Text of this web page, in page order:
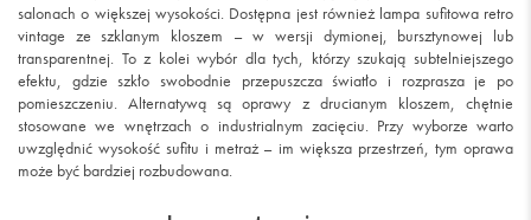
salonach o większej wysokości. Dostępna jest również lampa sufitowa retro
vintage ze szklanym kloszem – w wersji dymionej, bursztynowej lub
transparentnej. To z kolei wybór dla tych, którzy szukają subtelniejszego
efektu, gdzie szkło swobodnie przepuszcza światło i rozprasza je po
pomieszczeniu. Alternatywą są oprawy z drucianym kloszem, chętnie
stosowane we wnętrzach o industrialnym zacięciu. Przy wyborze warto
uwzględnić wysokość sufitu i metraż – im większa przestrzeń, tym oprawa
może być bardziej rozbudowana.